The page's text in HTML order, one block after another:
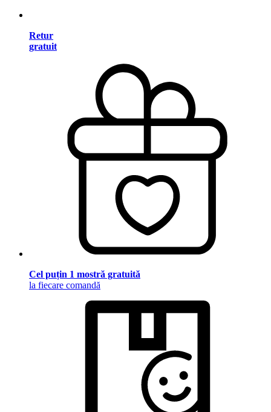
Retur
gratuit
Cel puțin 1 mostră gratuită
la fiecare comandă